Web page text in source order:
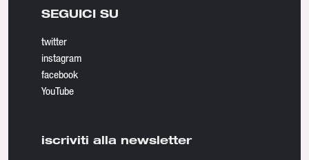
SEGUICI SU
twitter
instagram
facebook
YouTube
iscriviti alla newsletter